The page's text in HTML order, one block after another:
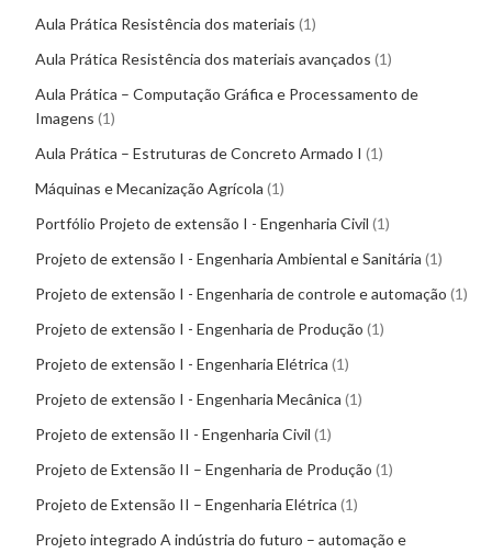
Aula Prática Resistência dos materiais 1
Aula Prática Resistência dos materiais avançados 1
Aula Prática – Computação Gráfica e Processamento de
Imagens 1
Aula Prática – Estruturas de Concreto Armado I 1
Máquinas e Mecanização Agrícola 1
Portfólio Projeto de extensão I - Engenharia Civil 1
Projeto de extensão I - Engenharia Ambiental e Sanitária 1
Projeto de extensão I - Engenharia de controle e automação 1
Projeto de extensão I - Engenharia de Produção 1
Projeto de extensão I - Engenharia Elétrica 1
Projeto de extensão I - Engenharia Mecânica 1
Projeto de extensão II - Engenharia Civil 1
Projeto de Extensão II – Engenharia de Produção 1
Projeto de Extensão II – Engenharia Elétrica 1
Projeto integrado A indústria do futuro – automação e